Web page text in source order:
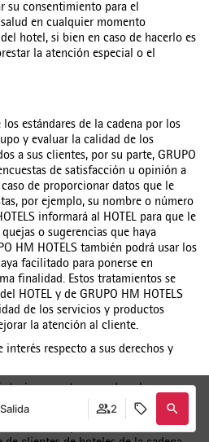
2
su consentimiento para el
en cualquier momento
hotel, si bien en caso de hacerlo es
la atención especial o el
estándares de la cadena por los
y evaluar la calidad de los
a sus clientes, por su parte, GRUPO
de satisfacción u opinión a
de proporcionar datos que le
por ejemplo, su nombre o número
informará al HOTEL para que le
o sugerencias que haya
HM HOTELS también podrá usar los
facilitado para ponerse en
finalidad. Estos tratamientos se
HOTEL y de GRUPO HM HOTELS
de los servicios y productos
la atención al cliente.
interés respecto a sus derechos y
respecto a sus derechos y
lo siguiente:
con las expectativas razonables de